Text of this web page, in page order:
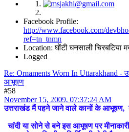
Facebook Profile:
http://www.facebook.com/
ref=tn_tnmn
Location: घोंटी घनसाली चिरबटिया
Logged
Re: Ornaments Worn In Uttarakhand -
आभूषण
#58
November 15, 2009, 07:37:24 AM
उत्तराखंड मैं पहने जाने वाले कानों के
चांदी या सोने से बने इस आभूषण पर